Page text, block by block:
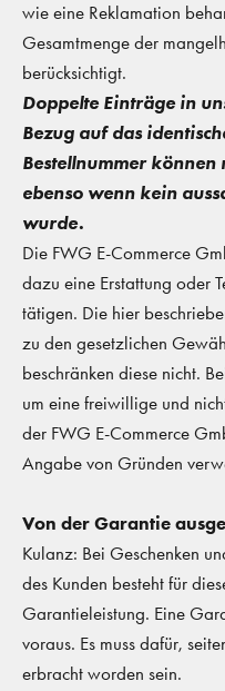
wie eine Reklamation
Gesamtmenge der
berücksichtigt.
Doppelte Einträge in
Bezug auf das
Bestellnummer
ebenso wenn kein
wurde.
Die FWG E-Commerce
dazu eine Erstattung oder
tätigen. Die hier
zu den gesetzlichen
beschränken diese nicht.
um eine freiwillige und
der FWG E-Commerce
Angabe von Gründen
Von der Garantie
Kulanz: Bei Geschenken
des Kunden besteht für
Garantieleistung. Eine
voraus. Es muss dafür,
erbracht worden sein.